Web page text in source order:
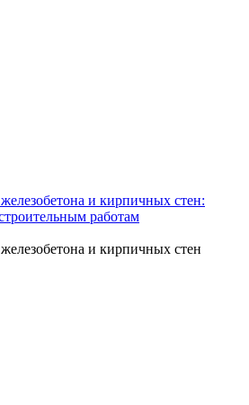
и кирпичных стен:
работам
и кирпичных стен